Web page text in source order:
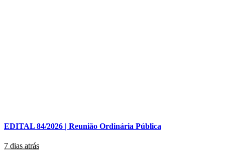
EDITAL 84/2026 | Reunião Ordinária Pública
7 dias atrás